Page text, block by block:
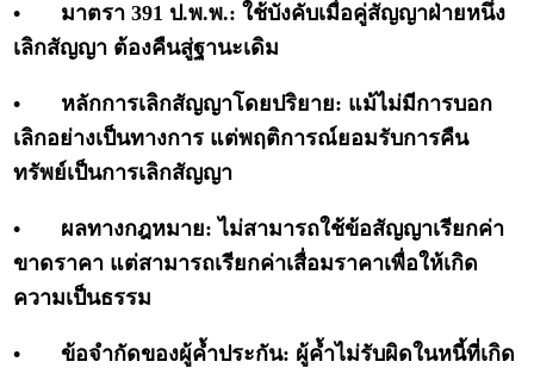
•
มาตรา 391 ป.พ.พ.: ใช้บังคับเมื่อคู่สัญญาฝ่ายหนึ่ง
เลิกสัญญา ต้องคืนสู่ฐานะเดิม
•
หลักการเลิกสัญญาโดยปริยาย: แม้ไม่มีการบอก
เลิกอย่างเป็นทางการ แต่พฤติการณ์ยอมรับการคืน
ทรัพย์เป็นการเลิกสัญญา
•
ผลทางกฎหมาย: ไม่สามารถใช้ข้อสัญญาเรียกค่า
ขาดราคา แต่สามารถเรียกค่าเสื่อมราคาเพื่อให้เกิด
ความเป็นธรรม
•
ข้อจำกัดของผู้ค้ำประกัน: ผู้ค้ำไม่รับผิดในหนี้ที่เกิด